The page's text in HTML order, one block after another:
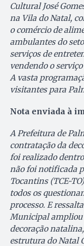
Cultural José
na Vila do Natal,
o comércio de
ambulantes do
serviços de
vendendo o
A vasta
visitantes para
Nota enviada à
A Prefeitura de
contratação da
foi realizado
não foi notificada
Tocantins (TCE-
todos os
processo. E
Municipal ampliou
decoração
estrutura do Natal